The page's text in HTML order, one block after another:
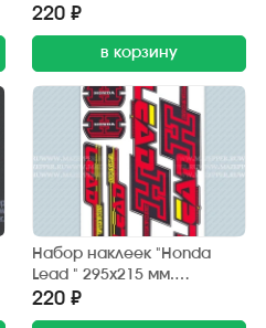
красный) 12 шт.
220 ₽
в корзину
Набор наклеек "Honda
Lead " 295х215 мм.
(красно-черный) (6 шт.)
220 ₽